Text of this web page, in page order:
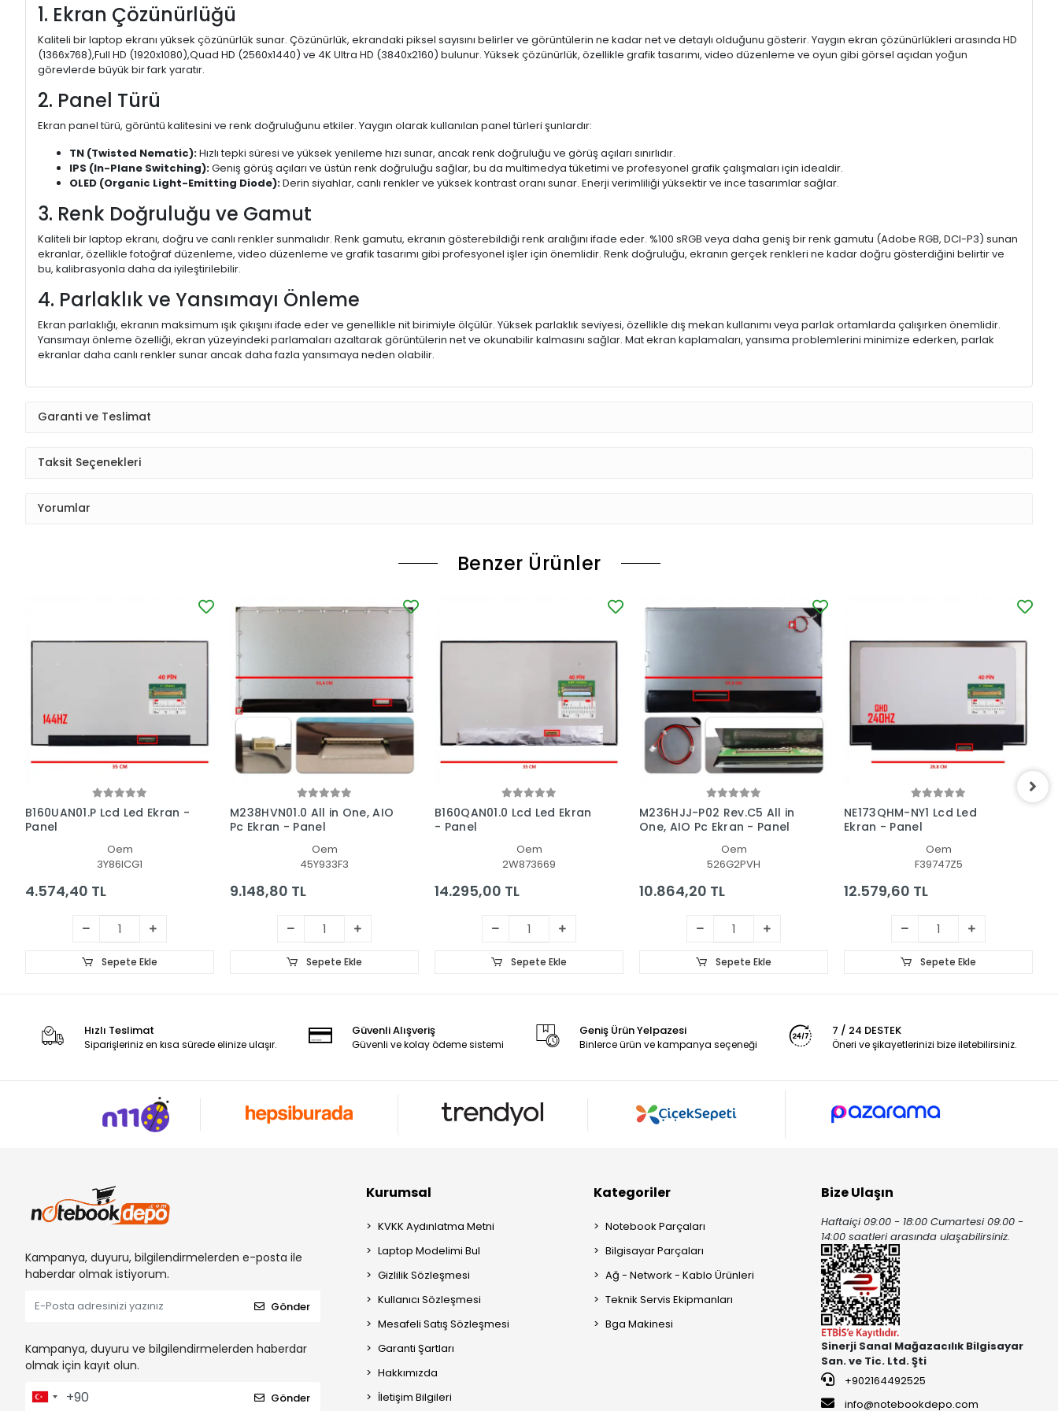
1. Ekran Çözünürlüğü
Kaliteli bir laptop ekranı yüksek çözünürlük sunar. Çözünürlük, ekrandaki piksel sayısını belirler ve görüntülerin ne kadar net ve detaylı olduğunu gösterir. Yaygın ekran çözünürlükleri arasında HD
(1366x768),Full HD (1920x1080),Quad HD (2560x1440) ve 4K Ultra HD (3840x2160) bulunur. Yüksek çözünürlük, özellikle grafik tasarımı, video düzenleme ve oyun gibi görsel açıdan yoğun
görevlerde büyük bir fark yaratır.
2. Panel Türü
Ekran panel türü, görüntü kalitesini ve renk doğruluğunu etkiler. Yaygın olarak kullanılan panel türleri şunlardır:
TN (Twisted Nematic):Hızlı tepki süresi ve yüksek yenileme hızı sunar, ancak renk doğruluğu ve görüş açıları sınırlıdır.
IPS (In-Plane Switching):Geniş görüş açıları ve üstün renk doğruluğu sağlar, bu da multimedya tüketimi ve profesyonel grafik çalışmaları için idealdir.
OLED (Organic Light-Emitting Diode):Derin siyahlar, canlı renkler ve yüksek kontrast oranı sunar. Enerji verimliliği yüksektir ve ince tasarımlar sağlar.
3. Renk Doğruluğu ve Gamut
Kaliteli bir laptop ekranı, doğru ve canlı renkler sunmalıdır. Renk gamutu, ekranın gösterebildiği renk aralığını ifade eder. %100 sRGB veya daha geniş bir renk gamutu (Adobe RGB, DCI-P3) sunan
ekranlar, özellikle fotoğraf düzenleme, video düzenleme ve grafik tasarımı gibi profesyonel işler için önemlidir. Renk doğruluğu, ekranın gerçek renkleri ne kadar doğru gösterdiğini belirtir ve
bu, kalibrasyonla daha da iyileştirilebilir.
4. Parlaklık ve Yansımayı Önleme
Ekran parlaklığı, ekranın maksimum ışık çıkışını ifade eder ve genellikle nit birimiyle ölçülür. Yüksek parlaklık seviyesi, özellikle dış mekan kullanımı veya parlak ortamlarda çalışırken önemlidir.
Yansımayı önleme özelliği, ekran yüzeyindeki parlamaları azaltarak görüntülerin net ve okunabilir kalmasını sağlar. Mat ekran kaplamaları, yansıma problemlerini minimize ederken, parlak
ekranlar daha canlı renkler sunar ancak daha fazla yansımaya neden olabilir.
Garanti ve Teslimat
Taksit Seçenekleri
Yorumlar
Benzer Ürünler
B160UAN01.P Lcd Led Ekran -
Panel
Oem
3Y86ICG1
4.574,40 TL
Sepete Ekle
M238HVN01.0 All in One, AIO
Pc Ekran - Panel
Oem
45Y933F3
9.148,80 TL
Sepete Ekle
B160QAN01.0 Lcd Led Ekran
- Panel
Oem
2W873669
14.295,00 TL
Sepete Ekle
M236HJJ-P02 Rev.C5 All in
One, AIO Pc Ekran - Panel
Oem
526G2PVH
10.864,20 TL
Sepete Ekle
NE173QHM-NY1 Lcd Led
Ekran - Panel
Oem
F39747Z5
12.579,60 TL
Sepete Ekle
Hızlı Teslimat
Siparişleriniz en kısa sürede elinize ulaşır.
Güvenli Alışveriş
Güvenli ve kolay ödeme sistemi
Geniş Ürün Yelpazesi
Binlerce ürün ve kampanya seçeneği
7 / 24 DESTEK
Öneri ve şikayetlerinizi bize iletebilirsiniz.
Kampanya, duyuru, bilgilendirmelerden e-posta ile
haberdar olmak istiyorum.
Gönder
Kampanya, duyuru ve bilgilendirmelerden haberdar
olmak için kayıt olun.
Gönder
Kurumsal
KVKK Aydınlatma Metni
Laptop Modelimi Bul
Gizlilik Sözleşmesi
Kullanıcı Sözleşmesi
Mesafeli Satış Sözleşmesi
Garanti Şartları
Hakkımızda
İletişim Bilgileri
Kategoriler
Notebook Parçaları
Bilgisayar Parçaları
Ağ - Network - Kablo Ürünleri
Teknik Servis Ekipmanları
Bga Makinesi
Bize Ulaşın
Haftaiçi 09:00 - 18:00 Cumartesi 09:00 -
14:00 saatleri arasında ulaşabilirsiniz.
Sinerji Sanal Mağazacılık Bilgisayar
San. ve Tic. Ltd. Şti
+902164492525
info@notebookdepo.com